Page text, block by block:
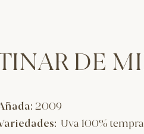
DE
2009
Uva 100%